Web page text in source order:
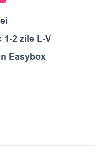
1-2 zile L-V
Easybox